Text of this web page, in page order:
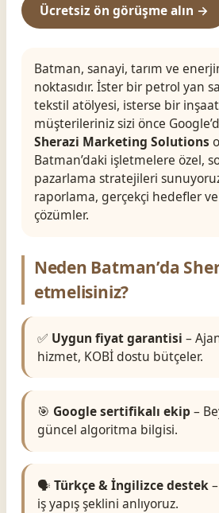
Ücretsiz ön görüşme alın →
Batman, sanayi, tarım ve
noktasıdır. İster bir petrol yan
tekstil atölyesi, isterse bir
müşterileriniz sizi önce
Sherazi Marketing Solutions
Batman’daki işletmelere özel,
pazarlama stratejileri
raporlama, gerçekçi hedefler
çözümler.
Neden Batman’da
etmelisiniz?
✅ Uygun fiyat garantisi –
hizmet, KOBİ dostu bütçeler.
🎯 Google sertifikalı ekip –
güncel algoritma bilgisi.
🗣️ Türkçe & İngilizce destek–
iş yapış şeklini anlıyoruz.